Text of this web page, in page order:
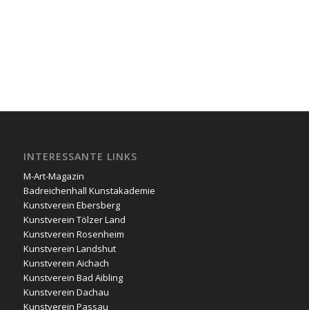
INTERESSANTE LINKS
M-Art-Magazin
Badreichenhall Kunstakademie
Kunstverein Ebersberg
Kunstverein Tölzer Land
Kunstverein Rosenheim
Kunstverein Landshut
Kunstverein Aichach
Kunstverein Bad Aibling
Kunstverein Dachau
Kunstverein Passau